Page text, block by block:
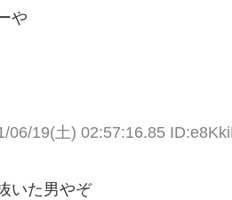
や
06/19(土) 02:57:16.85
いた男やぞ